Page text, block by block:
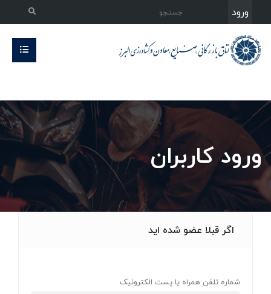
ورود
ورود کاربران
اگر قبلا عضو شده اید
شماره تلفن همراه یا پست الکترونیک